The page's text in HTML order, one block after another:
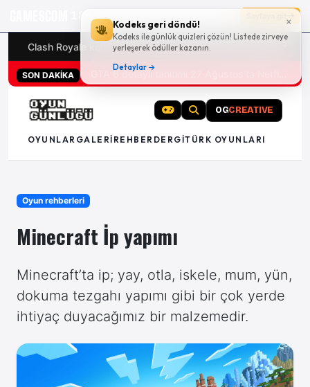
×
Kodeks geri döndü!
Kodeks ile günlük quizleri çözün! Listede zirveye
yerleşerek ödüller kazanın.
Detaylar →
18g 23:50:40
Clash Royale kodları Türk oyunları (PC ve konsollar) -
SON DAKİKA
OGCREATIVE
OYUNLAR GALERI REHBER DERGITÜRK OYUNLARI
Oyun rehberleri
Minecraft İp yapımı
Minecraft’ta ip; yay, otla, iskele, mum, yün,
dokuma tezgahı yapımı gibi bir çok yerde
ihtiyaç duyacağımız bir malzemedir.